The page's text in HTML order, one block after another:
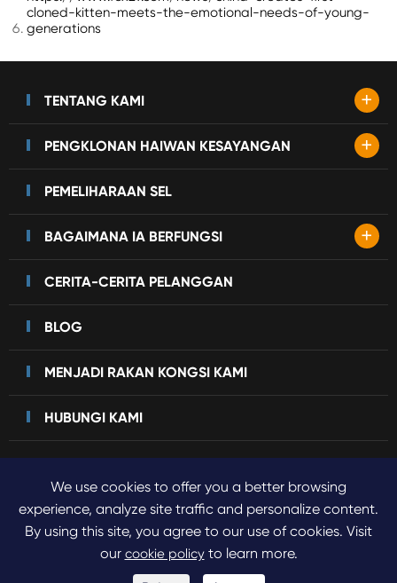
cloned-kitten-meets-the-emotional-needs-of-young-
generations
TENTANG KAMI +
PENGKLONAN HAIWAN KESAYANGAN +
PEMELIHARAAN SEL
BAGAIMANA IA BERFUNGSI +
CERITA-CERITA PELANGGAN
BLOG
MENJADI RAKAN KONGSI KAMI
HUBUNGI KAMI
Hak cipta© 2023 Sinogene Pet Cloning.Semua hak cipta
terpelihara.
Sitemap Dasar privasi
We use cookies to offer you a better browsing
experience, analyze site traffic and personalize content.
By using this site, you agree to our use of cookies. Visit
our cookie policyto learn more.